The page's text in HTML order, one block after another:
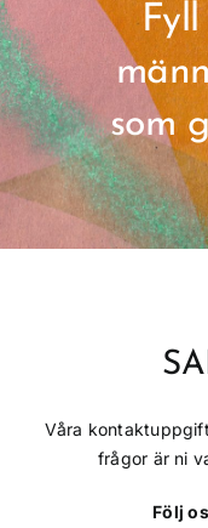
som
Våra
frågor är ni
Följ